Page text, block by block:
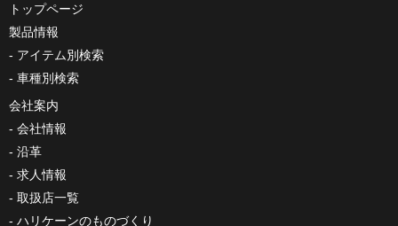
トップページ
製品情報
アイテム別検索
車種別検索
会社案内
会社情報
沿革
求人情報
取扱店一覧
ハリケーンのものづくり